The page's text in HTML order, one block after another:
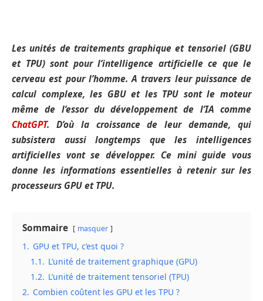
Les unités de traitements graphique et tensoriel (GBU
et TPU) sont pour l’intelligence artificielle ce que le
cerveau est pour l’homme. A travers leur puissance de
calcul complexe, les GBU et les TPU sont le moteur
même de l’essor du développement de l’IA comme
ChatGPT. D’où la croissance de leur demande, qui
subsistera aussi longtemps que les intelligences
artificielles vont se développer. Ce mini guide vous
donne les informations essentielles à retenir sur les
processeurs GPU et TPU.
Sommaire masquer
1. GPU et TPU, c’est quoi ?
1.1. L’unité de traitement graphique (GPU)
1.2. L’unité de traitement tensoriel (TPU)
2. Combien coûtent les GPU et les TPU ?